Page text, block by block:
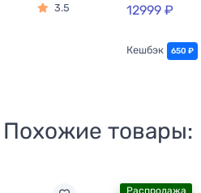
3.5 12999 ₽
Кешбэк 650 ₽
Похожие товары:
Распродажа